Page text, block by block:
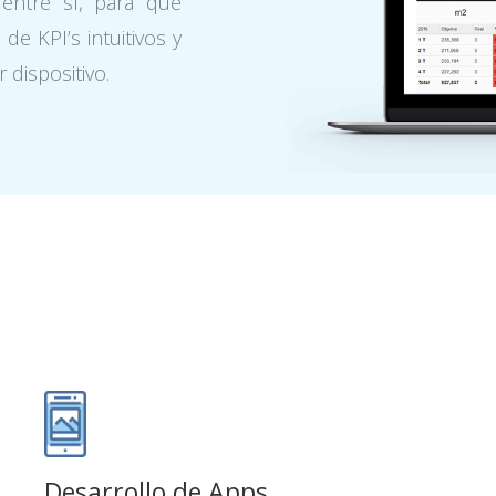
KPI’s intuitivos y
dispositivo.